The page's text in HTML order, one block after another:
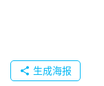
布
登录
生成海报